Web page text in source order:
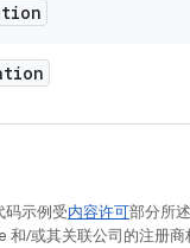
码示例受内容许可部分所
/或其关联公司的注册商